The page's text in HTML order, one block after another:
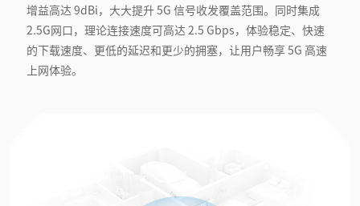
增益高达 9dBi，大大提升 5G 信号收发覆盖范围。同时集成
2.5G网口，理论连接速度可高达 2.5 Gbps，体验稳定、快速
的下载速度、更低的延迟和更少的拥塞，让用户畅享 5G 高速
上网体验。